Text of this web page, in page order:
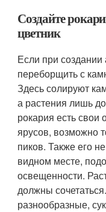
Создайте
цветник
Если при создании
переборщить с
Здесь солируют
а растения лишь
рокария есть свои
ярусов, возможно
пиков. Также его
видном месте,
освещенности.
должны
разнообразные,